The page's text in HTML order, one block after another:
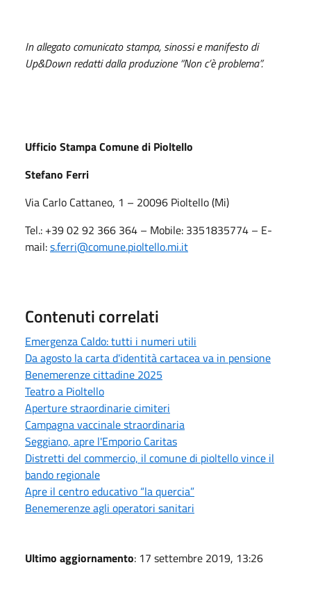
In allegato comunicato stampa, sinossi e manifesto di
Up&Down redatti dalla produzione “Non c’è problema”.
Ufficio Stampa Comune di Pioltello
Stefano Ferri
Via Carlo Cattaneo, 1 – 20096 Pioltello (Mi)
Tel.: +39 02 92 366 364 – Mobile: 3351835774 – E-
mail:s.ferri@comune.pioltello.mi.it
Contenuti correlati
Emergenza Caldo: tutti i numeri utili
Da agosto la carta d'identità cartacea va in pensione
Benemerenze cittadine 2025
Teatro a Pioltello
Aperture straordinarie cimiteri
Campagna vaccinale straordinaria
Seggiano, apre l'Emporio Caritas
Distretti del commercio, il comune di pioltello vince il
bando regionale
Apre il centro educativo “la quercia”
Benemerenze agli operatori sanitari
Ultimo aggiornamento: 17 settembre 2019, 13:26